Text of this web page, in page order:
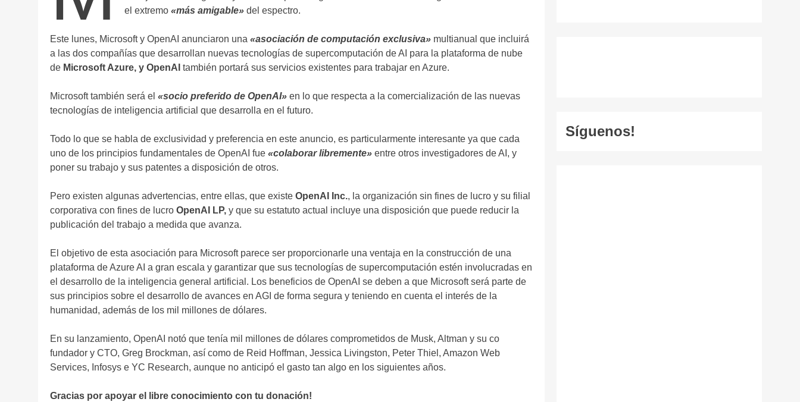
el extremo «más amigable» del espectro.
Este lunes, Microsoft y OpenAI anunciaron una «asociación de computación exclusiva» multianual que incluirá
a las dos compañías que desarrollan nuevas tecnologías de supercomputación de AI para la plataforma de nube
de Microsoft Azure, y OpenAI también portará sus servicios existentes para trabajar en Azure.
Microsoft también será el «socio preferido de OpenAI» en lo que respecta a la comercialización de las nuevas
tecnologías de inteligencia artificial que desarrolla en el futuro.
Todo lo que se habla de exclusividad y preferencia en este anuncio, es particularmente interesante ya que cada
uno de los principios fundamentales de OpenAI fue «colaborar libremente» entre otros investigadores de AI, y
poner su trabajo y sus patentes a disposición de otros.
Pero existen algunas advertencias, entre ellas, que existe OpenAI Inc., la organización sin fines de lucro y su filial
corporativa con fines de lucro OpenAI LP, y que su estatuto actual incluye una disposición que puede reducir la
publicación del trabajo a medida que avanza.
El objetivo de esta asociación para Microsoft parece ser proporcionarle una ventaja en la construcción de una
plataforma de Azure AI a gran escala y garantizar que sus tecnologías de supercomputación estén involucradas en
el desarrollo de la inteligencia general artificial. Los beneficios de OpenAI se deben a que Microsoft será parte de
sus principios sobre el desarrollo de avances en AGI de forma segura y teniendo en cuenta el interés de la
humanidad, además de los mil millones de dólares.
En su lanzamiento, OpenAI notó que tenía mil millones de dólares comprometidos de Musk, Altman y su co
fundador y CTO, Greg Brockman, así como de Reid Hoffman, Jessica Livingston, Peter Thiel, Amazon Web
Services, Infosys e YC Research, aunque no anticipó el gasto tan algo en los siguientes años.
Gracias por apoyar el libre conocimiento con tu donación!
Síguenos!